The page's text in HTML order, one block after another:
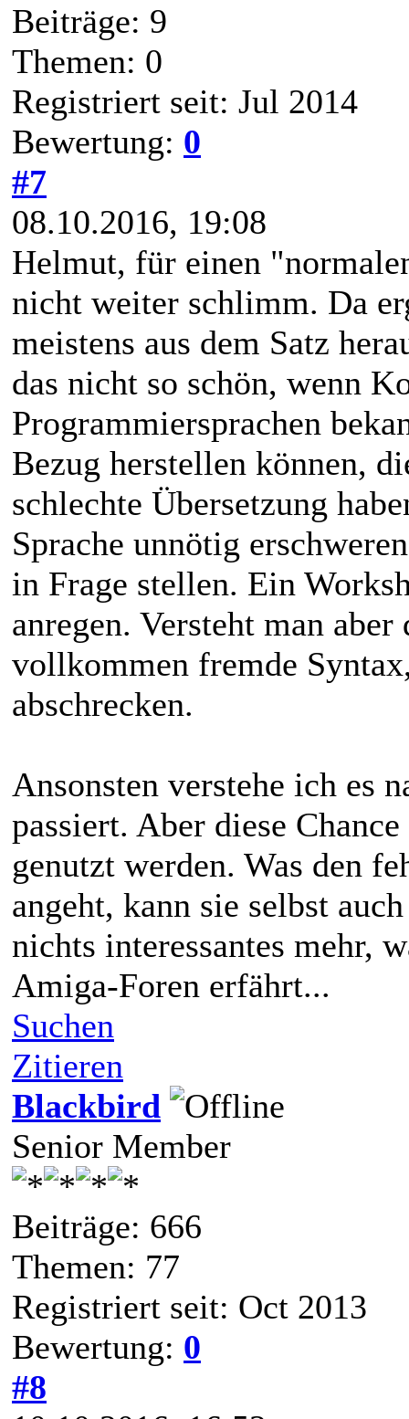
Beiträge: 9
Themen: 0
Registriert seit: Jul 2014
Bewertung: 0
#7
08.10.2016, 19:08
Helmut, für einen
nicht weiter schlimm. Da
meistens aus dem Satz
das nicht so schön, wenn
Programmiersprachen
Bezug herstellen können,
schlechte Übersetzung
Sprache unnötig
in Frage stellen. Ein
anregen. Versteht man
vollkommen fremde
abschrecken.
Ansonsten verstehe ich es
passiert. Aber diese
genutzt werden. Was den
angeht, kann sie selbst
nichts interessantes mehr,
Amiga-Foren erfährt...
Suchen
Zitieren
Blackbird
Senior Member
Beiträge: 666
Themen: 77
Registriert seit: Oct 2013
Bewertung: 0
#8